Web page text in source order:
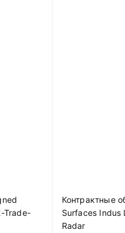
Trade-
Контрактные
Surfaces Indus
Radar